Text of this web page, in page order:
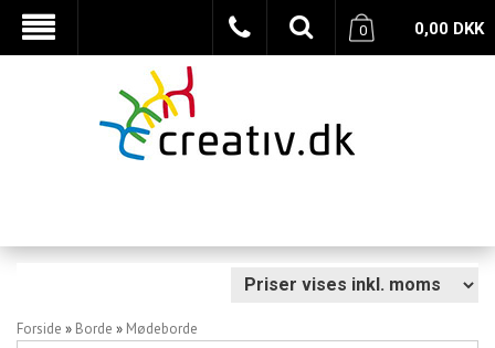
0,00 DKK
0
Forside » Borde » Mødeborde